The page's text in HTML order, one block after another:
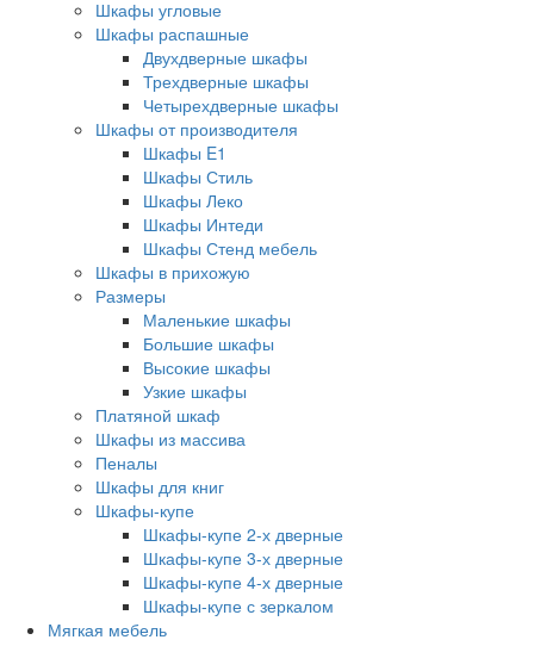
Шкафы угловые
Шкафы распашные
Двухдверные шкафы
Трехдверные шкафы
Четырехдверные шкафы
Шкафы от производителя
Шкафы E1
Шкафы Стиль
Шкафы Леко
Шкафы Интеди
Шкафы Стенд мебель
Шкафы в прихожую
Размеры
Маленькие шкафы
Большие шкафы
Высокие шкафы
Узкие шкафы
Платяной шкаф
Шкафы из массива
Пеналы
Шкафы для книг
Шкафы-купе
Шкафы-купе 2-х дверные
Шкафы-купе 3-х дверные
Шкафы-купе 4-х дверные
Шкафы-купе с зеркалом
Мягкая мебель